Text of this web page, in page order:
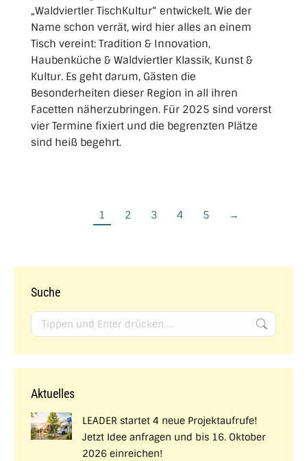
„Waldviertler TischKultur“ entwickelt. Wie der
Name schon verrät, wird hier alles an einem
Tisch vereint: Tradition & Innovation,
Haubenküche & Waldviertler Klassik, Kunst &
Kultur. Es geht darum, Gästen die
Besonderheiten dieser Region in all ihren
Facetten näherzubringen. Für 2025 sind vorerst
vier Termine fixiert und die begrenzten Plätze
sind heiß begehrt.
1 2 3 4 5 →
Suche
Search:
Aktuelles
LEADER startet 4 neue Projektaufrufe!
Jetzt Idee anfragen und bis 16. Oktober
2026 einreichen!